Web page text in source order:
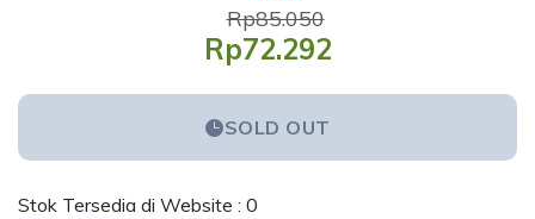
Rp85.050
Rp72.292
SOLD OUT
Stok Tersedia di Website : 0